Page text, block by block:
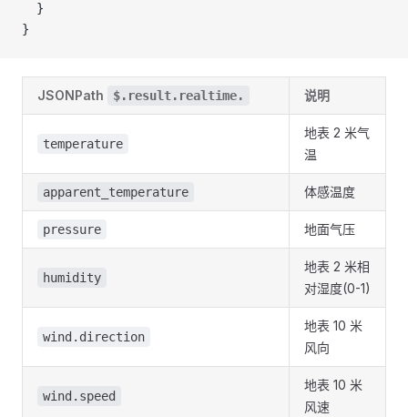
  }
}
JSONPath $.result.realtime. 说明
temperature
地表 2 米气
温
apparent_temperature 体感温度
pressure 地面气压
humidity
地表 2 米相
对湿度(0-1)
wind.direction
地表 10 米
风向
wind.speed
地表 10 米
风速